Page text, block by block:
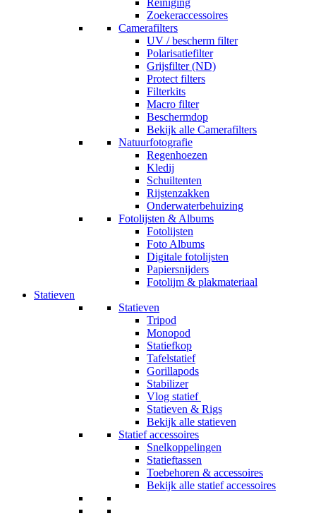
Reiniging
Zoekeraccessoires
Camerafilters
UV / bescherm filter
Polarisatiefilter
Grijsfilter (ND)
Protect filters
Filterkits
Macro filter
Beschermdop
Bekijk alle Camerafilters
Natuurfotografie
Regenhoezen
Kledij
Schuiltenten
Rijstenzakken
Onderwaterbehuizing
Fotolijsten & Albums
Fotolijsten
Foto Albums
Digitale fotolijsten
Papiersnijders
Fotolijm & plakmateriaal
Statieven
Statieven
Tripod
Monopod
Statiefkop
Tafelstatief
Gorillapods
Stabilizer
Vlog statief
Statieven & Rigs
Bekijk alle statieven
Statief accessoires
Snelkoppelingen
Statieftassen
Toebehoren & accessoires
Bekijk alle statief accessoires